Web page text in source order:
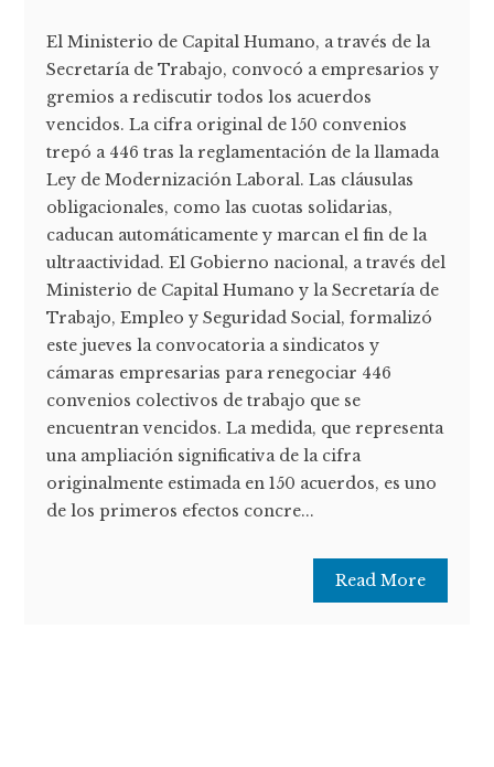
El Ministerio de Capital Humano, a través de la
Secretaría de Trabajo, convocó a empresarios y
gremios a rediscutir todos los acuerdos
vencidos. La cifra original de 150 convenios
trepó a 446 tras la reglamentación de la llamada
Ley de Modernización Laboral. Las cláusulas
obligacionales, como las cuotas solidarias,
caducan automáticamente y marcan el fin de la
ultraactividad. El Gobierno nacional, a través del
Ministerio de Capital Humano y la Secretaría de
Trabajo, Empleo y Seguridad Social, formalizó
este jueves la convocatoria a sindicatos y
cámaras empresarias para renegociar 446
convenios colectivos de trabajo que se
encuentran vencidos. La medida, que representa
una ampliación significativa de la cifra
originalmente estimada en 150 acuerdos, es uno
de los primeros efectos concre...
Read More